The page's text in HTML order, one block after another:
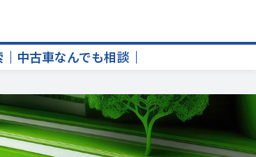
中古車なんでも相談